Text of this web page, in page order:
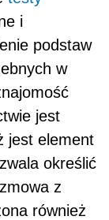
i
podstaw
w
jest
jest element
określić
z
również